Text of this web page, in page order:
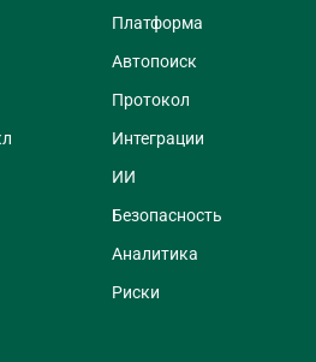
Платформа
Автопоиск
Протокол
Интеграции
ИИ
Безопасность
Аналитика
Риски